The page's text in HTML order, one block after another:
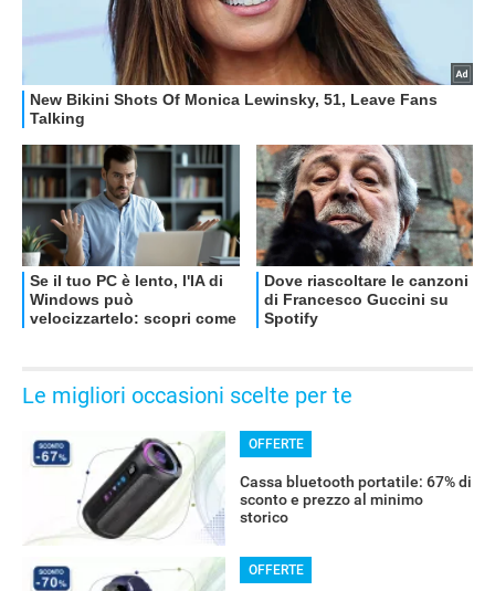
Le migliori occasioni scelte per te
OFFERTE
Cassa bluetooth portatile: 67% di
sconto e prezzo al minimo
storico
OFFERTE